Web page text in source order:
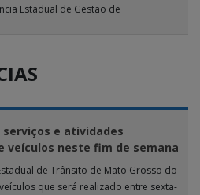
Estadual de Gestão de
e atividades
veículos neste fim de semana
de Trânsito de Mato Grosso do
que será realizado entre sexta-